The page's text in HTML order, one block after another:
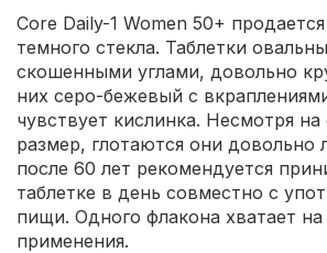
Core Daily-1 Women 50+
темного стекла. Таблетки
скошенными углами, довольно
них серо-бежевый с
чувствует кислинка. Несмотря
размер, глотаются они довольно
после 60 лет рекомендуется
таблетке в день совместно с
пищи. Одного флакона хватает на
применения.